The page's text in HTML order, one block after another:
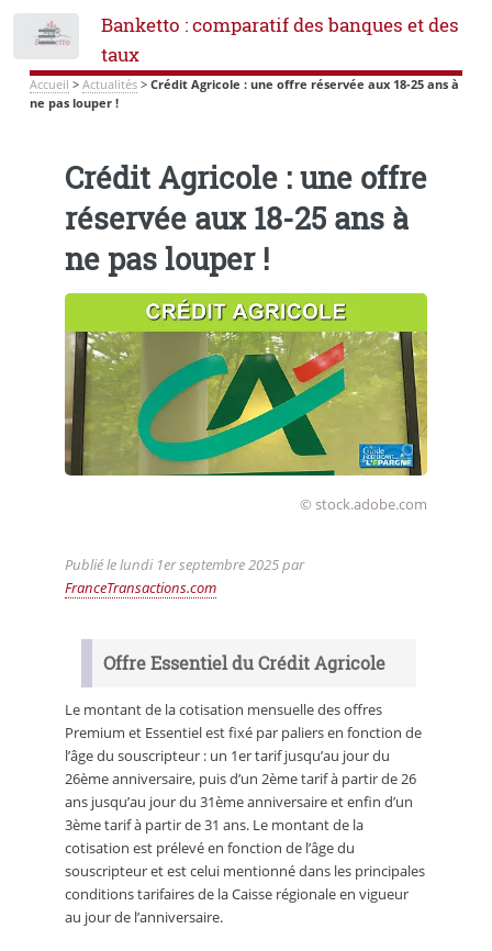
Banketto : comparatif des banques et des
taux
Accueil > Actualités> Crédit Agricole : une offre réservée aux 18-25 ans à
ne pas louper !
Crédit Agricole : une offre
réservée aux 18-25 ans à
ne pas louper !
© stock.adobe.com
Publié lelundi 1er septembre 2025par
FranceTransactions.com
Offre Essentiel du Crédit Agricole
Le montant de la cotisation mensuelle des offres
Premium et Essentiel est fixé par paliers en fonction de
l’âge du souscripteur : un 1er tarif jusqu’au jour du
26ème anniversaire, puis d’un 2ème tarif à partir de 26
ans jusqu’au jour du 31ème anniversaire et enfin d’un
3ème tarif à partir de 31 ans. Le montant de la
cotisation est prélevé en fonction de l’âge du
souscripteur et est celui mentionné dans les principales
conditions tarifaires de la Caisse régionale en vigueur
au jour de l’anniversaire.